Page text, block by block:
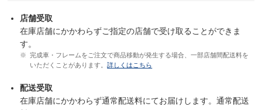
店舗受取
在庫店舗にかかわらずご指定の店舗で受け取ることができま
す。
完成車・フレームをご注文で商品移動が発生する場合、一部店舗間配送料を
いただくことがあります。詳しくはこちら
配送受取
在庫店舗にかかわらず通常配送料にてお届けします。通常配送